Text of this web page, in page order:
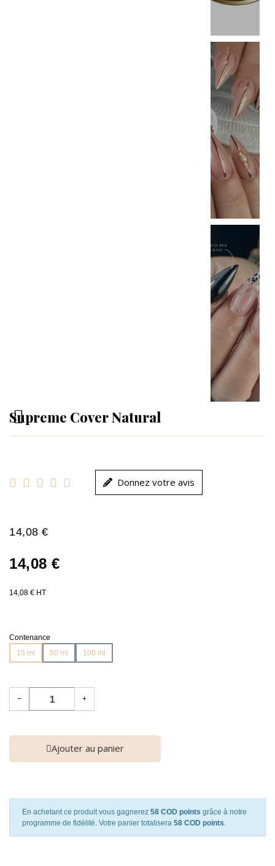
Supreme Cover Natural
     Donnez votre avis
14,08 €
14,08 €
14,08 € HT
Contenance
15 ml
50 ml 100 ml
− +
Ajouter au panier
En achetant ce produit vous gagnerez 58 COD points grâce à notre
programme de fidélité. Votre panier totalisera 58 COD points.